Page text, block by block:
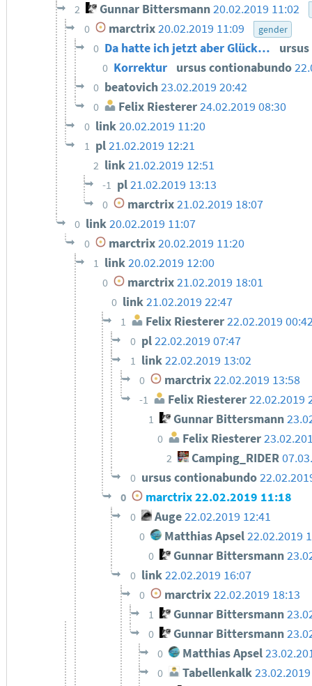
2 Gunnar Bittersmann20.02.2019 11:02
0 marctrix20.02.2019 11:09 gender
0 Da hatte ich jetzt aber Glück…
0 Korrektur ursus contionabundo
0 beatovich23.02.2019 20:42
0 Felix Riesterer 24.02.2019 08:30
0 link20.02.2019 11:20
1 pl21.02.2019 12:21
2 link21.02.2019 12:51
-1 pl21.02.2019 13:13
0 marctrix21.02.2019 18:07
0 link20.02.2019 11:07
0 marctrix20.02.2019 11:20
1 link20.02.2019 12:00
0 marctrix21.02.2019 18:01
0 link21.02.2019 22:47
1 Felix Riesterer22.02.2019
0 pl22.02.2019 07:47
1 link22.02.2019 13:02
0 marctrix 22.02.2019 13:58
-1 Felix Riesterer 22.02.2019
1 Gunnar Bittersmann
0 Felix Riesterer
2 Camping_RIDER
0 ursus contionabundo
0 marctrix22.02.2019 11:18
0 Auge22.02.2019 12:41
0 Matthias Apsel 22.02.2019
0 Gunnar Bittersmann
0 link22.02.2019 16:07
0 marctrix 22.02.2019 18:13
1 Gunnar Bittersmann
0 Gunnar Bittersmann
0 Matthias Apsel
0 Tabellenkalk